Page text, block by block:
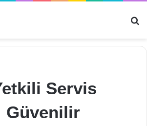
Servis
Güvenilir